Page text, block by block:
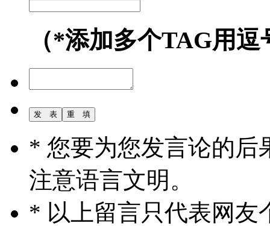
（*添加多个TAG用
* 您要为您发言论的后
注意语言文明。
* 以上留言只代表网友